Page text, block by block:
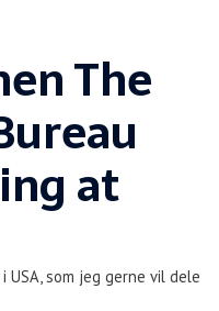
The
at
som jeg gerne vil dele